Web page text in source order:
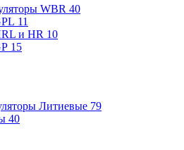
WBR 40
11
и HR 10
15
Литиевые 79
40